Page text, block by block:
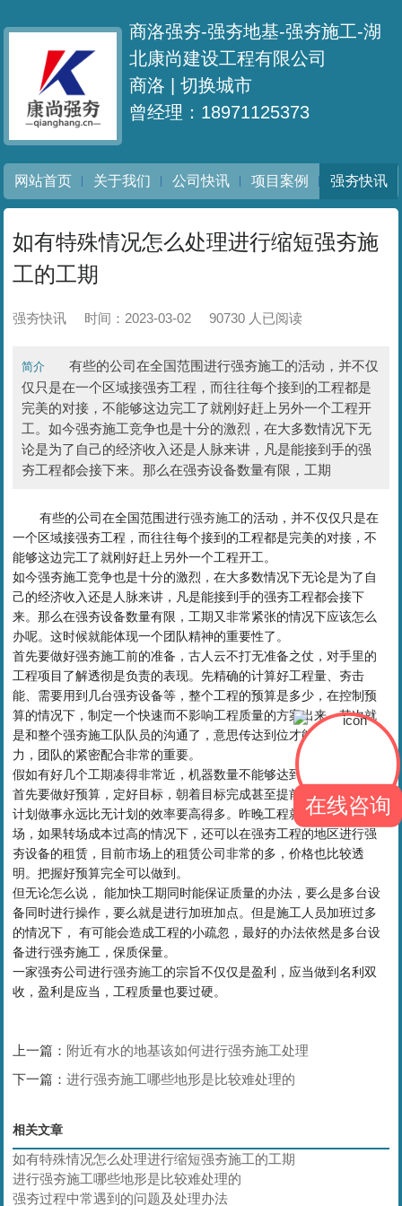
商洛强夯-强夯地基-强夯施工-湖
北康尚建设工程有限公司
商洛 |切换城市
曾经理：18971125373
网站首页 关于我们 公司快讯 项目案例 强夯快讯
如有特殊情况怎么处理进行缩短强夯施
工的工期
强夯快讯 时间：2023-03-02 90730 人已阅读
简介
有些的公司在全国范围进行强夯施工的活动，并不仅
仅只是在一个区域接强夯工程，而往往每个接到的工程都是
完美的对接，不能够这边完工了就刚好赶上另外一个工程开
工。如今强夯施工竞争也是十分的激烈，在大多数情况下无
论是为了自己的经济收入还是人脉来讲，凡是能接到手的强
夯工程都会接下来。那么在强夯设备数量有限，工期
有些的公司在全国范围进行强夯施工的活动，并不仅仅只是在
一个区域接强夯工程，而往往每个接到的工程都是完美的对接，不
能够这边完工了就刚好赶上另外一个工程开工。
如今强夯施工竞争也是十分的激烈，在大多数情况下无论是为了自
己的经济收入还是人脉来讲，凡是能接到手的强夯工程都会接下
来。那么在强夯设备数量有限，工期又非常紧张的情况下应该怎么
办呢。这时候就能体现一个团队精神的重要性了。
首先要做好强夯施工前的准备，古人云不打无准备之仗，对手里的
工程项目了解透彻是负责的表现。先精确的计算好工程量、夯击
能、需要用到几台强夯设备等，整个工程的预算是多少，在控制预
算的情况下，制定一个快速而不影响工程质量的方案出来。其次就
是和整个强夯施工队队员的沟通了，意思传达到位才能省事省心省
力，团队的紧密配合非常的重要。
假如有好几个工期凑得非常近，机器数量不能够达到满足的情况，
首先要做好预算，定好目标，朝着目标完成甚至提前完成工程，有
计划做事永远比无计划的效率要高得多。昨晚工程就可以快速转
场，如果转场成本过高的情况下，还可以在强夯工程的地区进行强
夯设备的租赁，目前市场上的租赁公司非常的多，价格也比较透
明。把握好预算完全可以做到。
但无论怎么说， 能加快工期同时能保证质量的办法，要么是多台设
备同时进行操作，要么就是进行加班加点。但是施工人员加班过多
的情况下， 有可能会造成工程的小疏忽，最好的办法依然是多台设
备进行强夯施工，保质保量。
一家强夯公司进行强夯施工的宗旨不仅仅是盈利，应当做到名利双
收，盈利是应当，工程质量也要过硬。
上一篇： 附近有水的地基该如何进行强夯施工处理
下一篇：进行强夯施工哪些地形是比较难处理的
相关文章
如有特殊情况怎么处理进行缩短强夯施工的工期
进行强夯施工哪些地形是比较难处理的
强夯过程中常遇到的问题及处理办法
在线咨询